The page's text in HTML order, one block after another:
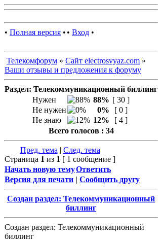
• Полная версия • • Вход •
Телекомфорум » Сайт electrosvyaz.com »
Ваши отзывы и предложения к форуму
Раздел: Телекоммуникационный биллинг
Нужен
88% [ 30 ]
Не нужен
0%
[ 0 ]
Не знаю
12%
[ 4 ]
Всего голосов : 34
Пред. тема | След. тема
Страница 1 из 1 [ 1 сообщение ]
Начать новую темуОтветить
Версия для печати | Сообщить другу
Создан раздел: Телекоммуникационный
биллинг
Создан раздел: Телекоммуникационный
биллинг